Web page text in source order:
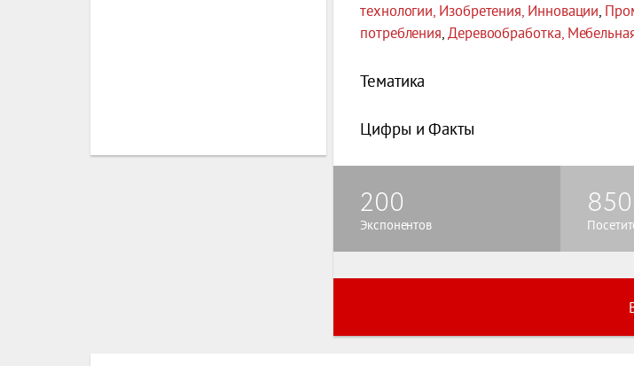
технологии, Изобретения, Инновации
потребления Деревообработка,
Тематика
Цифры и Факты
200
Экспонентов